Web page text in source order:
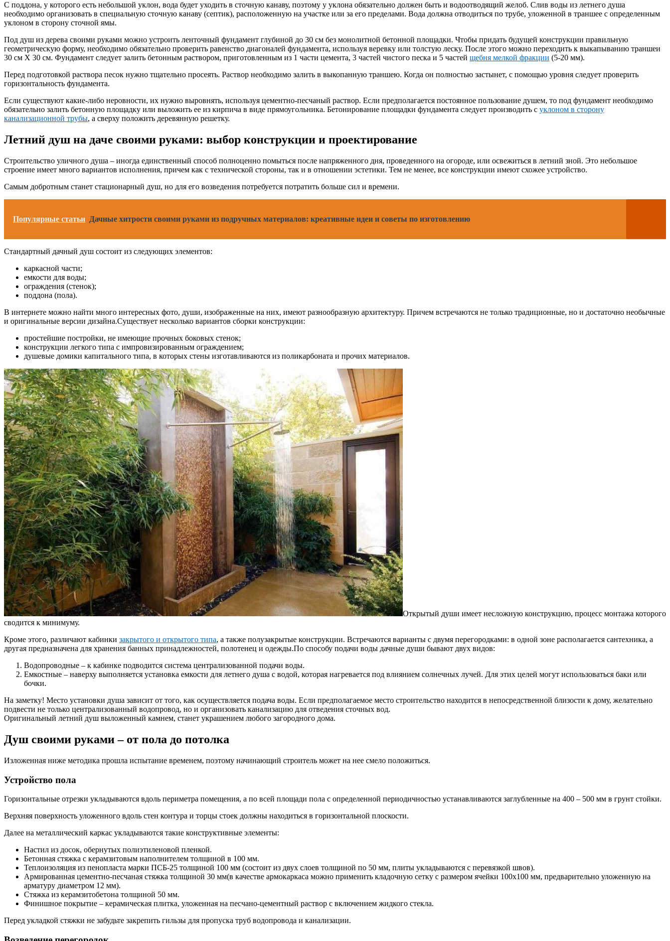
С поддона, у которого есть небольшой уклон, вода будет уходить в сточную канаву, поэтому у уклона обязательно должен быть и водоотводящий желоб. Слив воды из летнего душа
необходимо организовать в специальную сточную канаву (септик), расположенную на участке или за его пределами. Вода должна отводиться по трубе, уложенной в траншее с определенным
уклоном в сторону сточной ямы.
Под душ из дерева своими руками можно устроить ленточный фундамент глубиной до 30 см без монолитной бетонной площадки. Чтобы придать будущей конструкции правильную
геометрическую форму, необходимо обязательно проверить равенство диагоналей фундамента, используя веревку или толстую леску. После этого можно переходить к выкапыванию траншеи
30 см X 30 см. Фундамент следует залить бетонным раствором, приготовленным из 1 части цемента, 3 частей чистого песка и 5 частей щебня мелкой фракции (5-20 мм).
Перед подготовкой раствора песок нужно тщательно просеять. Раствор необходимо залить в выкопанную траншею. Когда он полностью застынет, с помощью уровня следует проверить
горизонтальность фундамента.
Если существуют какие-либо неровности, их нужно выровнять, используя цементно-песчаный раствор. Если предполагается постоянное пользование душем, то под фундамент необходимо
обязательно залить бетонную площадку или выложить ее из кирпича в виде прямоугольника. Бетонирование площадки фундамента следует производить с уклоном в сторону
канализационной трубы, а сверху положить деревянную решетку.
Летний душ на даче своими руками: выбор конструкции и проектирование
Строительство уличного душа – иногда единственный способ полноценно помыться после напряженного дня, проведенного на огороде, или освежиться в летний зной. Это небольшое
строение имеет много вариантов исполнения, причем как с технической стороны, так и в отношении эстетики. Тем не менее, все конструкции имеют схожее устройство.
Самым добротным станет стационарный душ, но для его возведения потребуется потратить больше сил и времени.
Популярные статьи Дачные хитрости своими руками из подручных материалов: креативные идеи и советы по изготовлению
Стандартный дачный душ состоит из следующих элементов:
каркасной части;
емкости для воды;
ограждения (стенок);
поддона (пола).
В интернете можно найти много интересных фото, души, изображенные на них, имеют разнообразную архитектуру. Причем встречаются не только традиционные, но и достаточно необычные
и оригинальные версии дизайна.Существует несколько вариантов сборки конструкции:
простейшие постройки, не имеющие прочных боковых стенок;
конструкции легкого типа с импровизированным ограждением;
душевые домики капитального типа, в которых стены изготавливаются из поликарбоната и прочих материалов.
Открытый души имеет несложную конструкцию, процесс монтажа которого
сводится к минимуму.
Кроме этого, различают кабинки закрытого и открытого типа, а также полузакрытые конструкции. Встречаются варианты с двумя перегородками: в одной зоне располагается сантехника, а
другая предназначена для хранения банных принадлежностей, полотенец и одежды.По способу подачи воды дачные души бывают двух видов:
Водопроводные – к кабинке подводится система централизованной подачи воды.
Емкостные – наверху выполняется установка емкости для летнего душа с водой, которая нагревается под влиянием солнечных лучей. Для этих целей могут использоваться баки или
бочки.
На заметку! Место установки душа зависит от того, как осуществляется подача воды. Если предполагаемое место строительство находится в непосредственной близости к дому, желательно
подвести не только централизованный водопровод, но и организовать канализацию для отведения сточных вод.
Оригинальный летний душ выложенный камнем, станет украшением любого загородного дома.
Душ своими руками – от пола до потолка
Изложенная ниже методика прошла испытание временем, поэтому начинающий строитель может на нее смело положиться.
Устройство пола
Горизонтальные отрезки укладываются вдоль периметра помещения, а по всей площади пола с определенной периодичностью устанавливаются заглубленные на 400 – 500 мм в грунт стойки.
Верхняя поверхность уложенного вдоль стен контура и торцы стоек должны находиться в горизонтальной плоскости.
Далее на металлический каркас укладываются такие конструктивные элементы:
Настил из досок, обернутых полиэтиленовой пленкой.
Бетонная стяжка с керамзитовым наполнителем толщиной в 100 мм.
Теплоизоляция из пенопласта марки ПСБ-25 толщиной 100 мм (состоит из двух слоев толщиной по 50 мм, плиты укладываются с перевязкой швов).
Армированная цементно-песчаная стяжка толщиной 30 мм(в качестве армокаркаса можно применить кладочную сетку с размером ячейки 100х100 мм, предварительно уложенную на
арматуру диаметром 12 мм).
Стяжка из керамзитобетона толщиной 50 мм.
Финишное покрытие – керамическая плитка, уложенная на песчано-цементный раствор с включением жидкого стекла.
Перед укладкой стяжки не забудьте закрепить гильзы для пропуска труб водопровода и канализации.